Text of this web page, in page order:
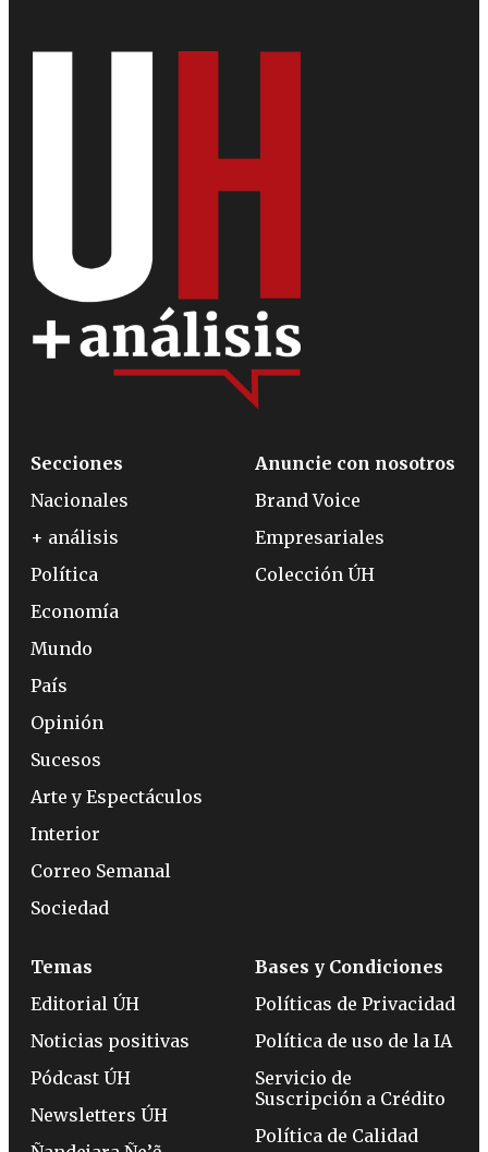
Secciones
Nacionales
+ análisis
Política
Economía
Mundo
País
Opinión
Sucesos
Arte y Espectáculos
Interior
Correo Semanal
Sociedad
Anuncie con nosotros
Brand Voice
Empresariales
Colección ÚH
Temas
Editorial ÚH
Noticias positivas
Pódcast ÚH
Newsletters ÚH
Bases y Condiciones
Políticas de Privacidad
Política de uso de la IA
Servicio de
Suscripción a Crédito
Política de Calidad